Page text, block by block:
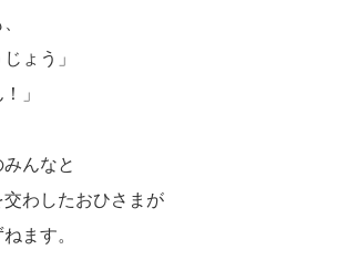
ょう」
」
んなと
交わしたおひさまが
ます。